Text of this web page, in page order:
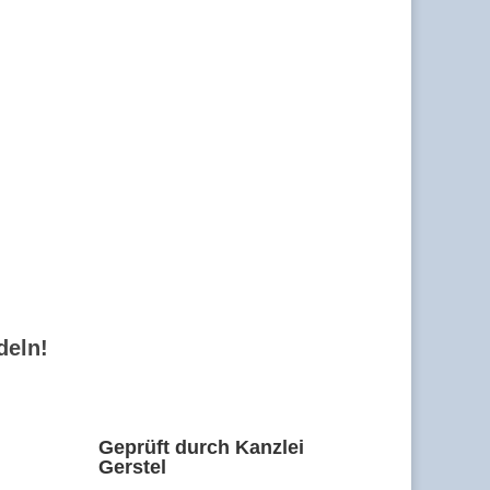
Geprüft durch Kanzlei
Gerstel